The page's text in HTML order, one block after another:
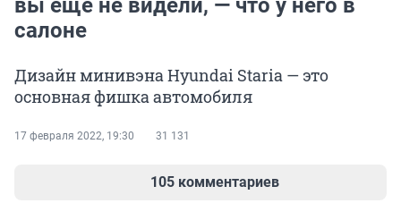
вы еще не видели, — что у него в
салоне
Дизайн минивэна Hyundai Staria — это
основная фишка автомобиля
17 февраля 2022, 19:30 31 131
105 комментариев